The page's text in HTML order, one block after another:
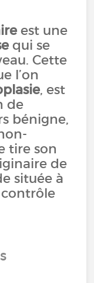
est une
qui se
Cette
l’on
, est
de
bénigne,
tire son
de
située à